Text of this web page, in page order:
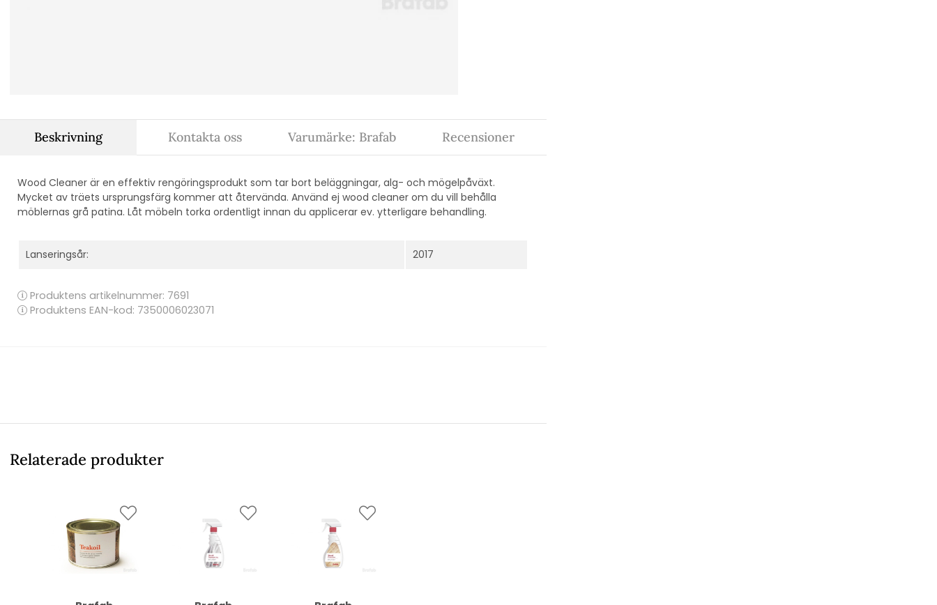
Beskrivning
Wood Cleaner är en effektiv rengöringsprodukt som tar bort beläggningar, alg- och mögelpåväxt.
Mycket av träets ursprungsfärg kommer att återvända. Använd ej wood cleaner om du vill behålla
möblernas grå patina. Låt möbeln torka ordentligt innan du applicerar ev. ytterligare behandling.
Lanseringsår: 2017
Produktens artikelnummer: 7691
Produktens EAN-kod: 7350006023071
Kontakta oss Varumärke: Brafab Recensioner
Relaterade produkter